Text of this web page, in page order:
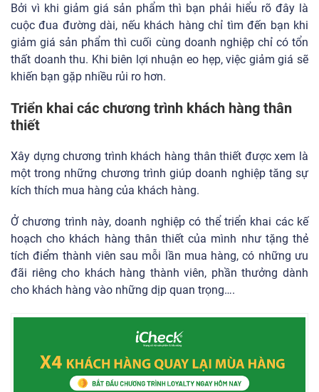
Bởi vì khi giảm giá sản phẩm thì bạn phải hiểu rõ đây là
cuộc đua đường dài, nếu khách hàng chỉ tìm đến bạn khi
giảm giá sản phẩm thì cuối cùng doanh nghiệp chỉ có tổn
thất doanh thu. Khi biên lợi nhuận eo hẹp, việc giảm giá sẽ
khiến bạn gặp nhiều rủi ro hơn.
Triển khai các chương trình khách hàng thân
thiết
Xây dựng chương trình khách hàng thân thiết được xem là
một trong những chương trình giúp doanh nghiệp tăng sự
kích thích mua hàng của khách hàng.
Ở chương trình này, doanh nghiệp có thể triển khai các kế
hoạch cho khách hàng thân thiết của mình như tặng thẻ
tích điểm thành viên sau mỗi lần mua hàng, có những ưu
đãi riêng cho khách hàng thành viên, phần thưởng dành
cho khách hàng vào những dịp quan trọng….